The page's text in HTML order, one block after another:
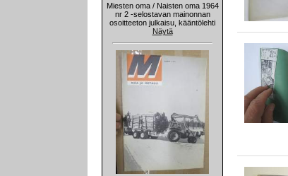
Miesten oma / Naisten oma 1964
nr 2 -selostavan mainonnan
osoitteeton julkaisu, kääntölehti
Näytä